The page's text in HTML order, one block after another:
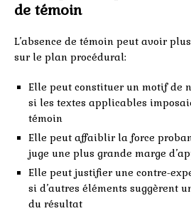
de témoin
L’absence de témoin peut avoir
sur le plan procédural:
Elle peut constituer un motif de
si les textes applicables
témoin
Elle peut affaiblir la force
juge une plus grande marge
Elle peut justifier une contre-
si d’autres éléments suggèrent
du résultat